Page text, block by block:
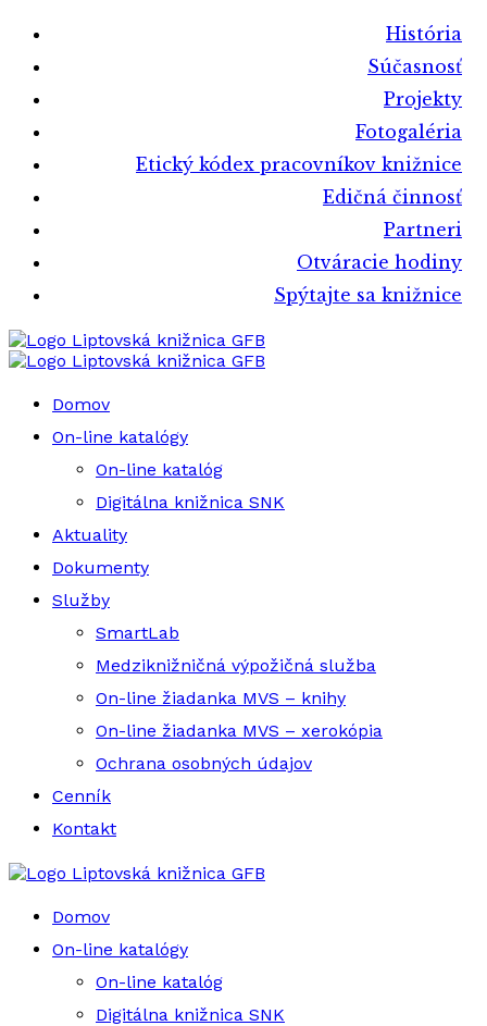
História
Súčasnosť
Projekty
Fotogaléria
Etický kódex pracovníkov knižnice
Edičná činnosť
Partneri
Otváracie hodiny
Spýtajte sa knižnice
Liptovská knižnica GFB
Liptovská knižnica GFB
Domov
On-line katalógy
On-line katalóg
Digitálna knižnica SNK
Aktuality
Dokumenty
Služby
SmartLab
Medziknižničná výpožičná služba
On-line žiadanka MVS – knihy
On-line žiadanka MVS – xerokópia
Ochrana osobných údajov
Cenník
Kontakt
Liptovská knižnica GFB
Domov
On-line katalógy
On-line katalóg
Digitálna knižnica SNK